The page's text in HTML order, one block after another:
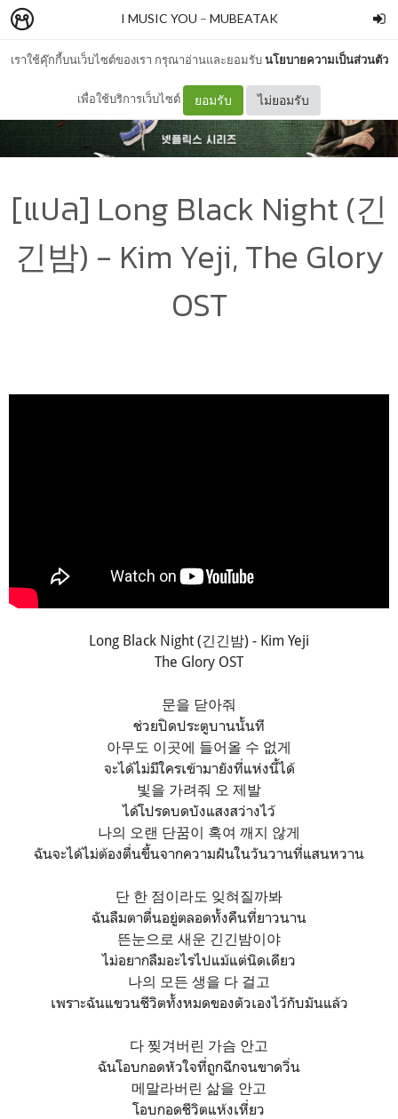
เราใช้คุ๊กกี้บนเว็บไซต์ของเรา กรุณาอ่านและยอมรับนโยบายความเป็นส่วนตัว
เพื่อใช้บริการเว็บไซต์ ยอมรับ ไม่ยอมรับ
I MUSIC YOU – MUBEATAK
[แปล] Long Black Night (긴
긴밤) - Kim Yeji, The Glory
OST
Long Black Night (긴긴밤) - Kim Yeji
The Glory OST
문을 닫아줘
ช่วยปิดประตูบานนั้นที
아무도 이곳에 들어올 수 없게
จะได้ไม่มีใครเข้ามายังที่แห่งนี้ได้
빛을 가려줘 오 제발
ได้โปรดบดบังแสงสว่างไว้
나의 오랜 단꿈이 혹여 깨지 않게
ฉันจะได้ไม่ต้องตื่นขึ้นจากความฝันในวันวานที่แสนหวาน
단 한 점이라도 잊혀질까봐
ฉันลืมตาตื่นอยู่ตลอดทั้งคืนที่ยาวนาน
뜬눈으로 새운 긴긴밤이야
ไม่อยากลืมอะไรไปแม้แต่นิดเดียว
나의 모든 생을 다 걸고
เพราะฉันแขวนชีวิตทั้งหมดของตัวเองไว้กับมันแล้ว
다 찢겨버린 가슴 안고
ฉันโอบกอดหัวใจที่ถูกฉีกจนขาดวิ่น
메말라버린 삶을 안고
โอบกอดชีวิตแห้งเหี่ยว